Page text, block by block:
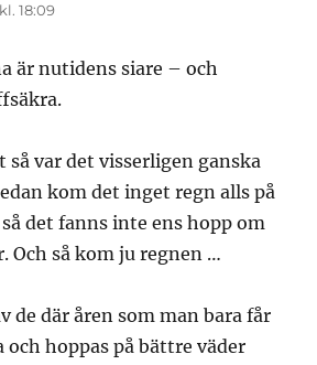
18:09
är nutidens siare – och
så var det visserligen ganska
kom det inget regn alls på
det fanns inte ens hopp om
Och så kom ju regnen …
de där åren som man bara får
hoppas på bättre väder